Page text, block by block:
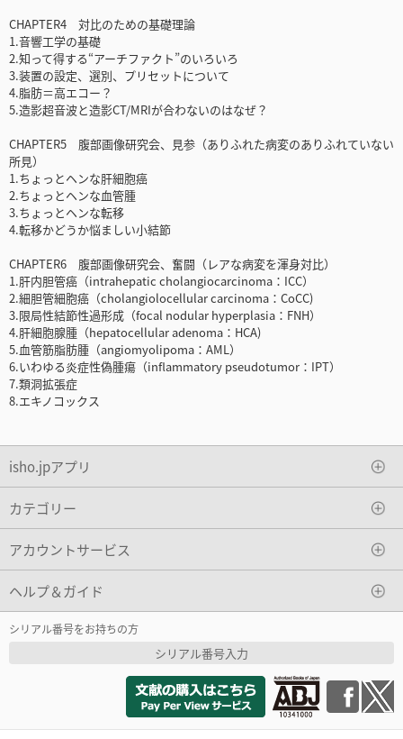
CHAPTER4 対比のための基礎理論
1.音響工学の基礎
2.知って得する“アーチファクト”のいろいろ
3.装置の設定、選別、プリセットについて
4.脂肪＝高エコー？
5.造影超音波と造影CT/MRIが合わないのはなぜ？
CHAPTER5 腹部画像研究会、見参（ありふれた病変のありふれていない
所見）
1.ちょっとヘンな肝細胞癌
2.ちょっとヘンな血管腫
3.ちょっとヘンな転移
4.転移かどうか悩ましい小結節
CHAPTER6 腹部画像研究会、奮闘（レアな病変を渾身対比）
1.肝内胆管癌（intrahepatic cholangiocarcinoma：ICC）
2.細胆管細胞癌（cholangiolocellular carcinoma：CoCC)
3.限局性結節性過形成（focal nodular hyperplasia：FNH）
4.肝細胞腺腫（hepatocellular adenoma：HCA)
5.血管筋脂肪腫（angiomyolipoma：AML）
6.いわゆる炎症性偽腫瘍（inflammatory pseudotumor：IPT）
7.類洞拡張症
8.エキノコックス
isho.jpアプリ
カテゴリー
アカウントサービス
ヘルプ＆ガイド
シリアル番号をお持ちの方
シリアル番号入力